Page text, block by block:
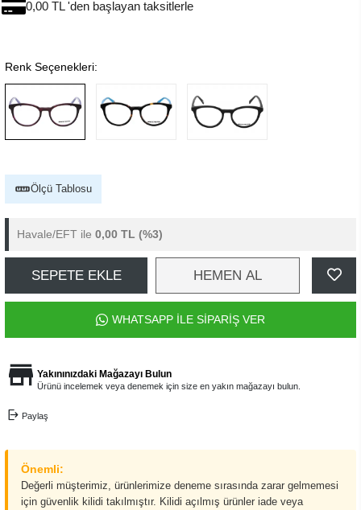
0,00 TL 'den başlayan taksitlerle
Renk Seçenekleri:
Ölçü Tablosu
Havale/EFT ile 0,00 TL (%3)
SEPETE EKLE HEMEN AL
WHATSAPP İLE SİPARİŞ VER
Yakınınızdaki Mağazayı Bulun
Ürünü incelemek veya denemek için size en yakın mağazayı bulun.
Paylaş
Önemli:
Değerli müşterimiz, ürünlerimize deneme sırasında zarar gelmemesi
için güvenlik kilidi takılmıştır. Kilidi açılmış ürünler iade veya